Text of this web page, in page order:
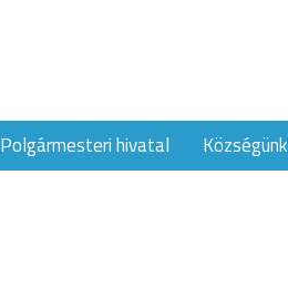
Polgármesteri hivatal Községünk